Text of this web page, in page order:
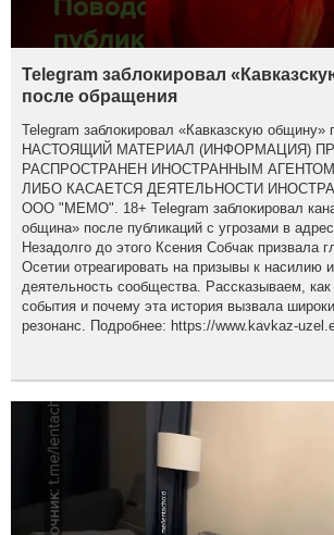
Telegram заблокировал
после обращения
Telegram заблокировал «Кавказскую общину»
НАСТОЯЩИЙ МАТЕРИАЛ (ИНФОРМАЦИЯ)
РАСПРОСТРАНЕН ИНОСТРАННЫМ
ЛИБО КАСАЕТСЯ ДЕЯТЕЛЬНОСТИ
ООО "МЕМО". 18+ Telegram заблокировал
община» после публикаций с угрозами в
Незадолго до этого Ксения Собчак призвала
Осетии отреагировать на призывы к насилию
деятельность сообщества. Рассказываем, как
события и почему эта история вызвала
резонанс. Подробнее: https://www.kavkaz-